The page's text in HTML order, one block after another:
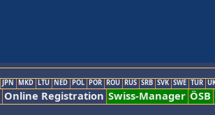
JPN MKD LTU NED POL POR ROU RUS SRB SVK SWE TUR
Online Registration Swiss-Manager ÖSB